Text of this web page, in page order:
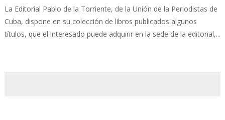
La Editorial Pablo de la Torriente, de la Unión de la Periodistas de
Cuba, dispone en su colección de libros publicados algunos
títulos, que el interesado puede adquirir en la sede de la editorial,...